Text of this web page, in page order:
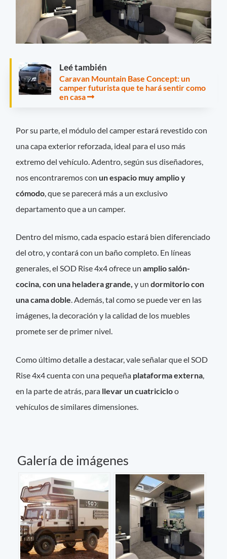
Leé también
Caravan Mountain Base Concept: un
camper futurista que te hará sentir como
en casa
Por su parte, el módulo del camper estará revestido con
una capa exterior reforzada, ideal para el uso más
extremo del vehículo. Adentro, según sus diseñadores,
nos encontraremos con un espacio muy amplio y
cómodo, que se parecerá más a un exclusivo
departamento que a un camper.
Dentro del mismo, cada espacio estará bien diferenciado
del otro, y contará con un baño completo. En líneas
generales, el SOD Rise 4x4 ofrece unamplio salón-
cocina, con una heladera grande, y undormitorio con
una cama doble. Además, tal como se puede ver en las
imágenes, la decoración y la calidad de los muebles
promete ser de primer nivel.
Como último detalle a destacar, vale señalar que el SOD
Rise 4x4 cuenta con una pequeña plataforma externa
en la parte de atrás, para llevar un cuatricicloo
vehículos de similares dimensiones.
Galería de imágenes